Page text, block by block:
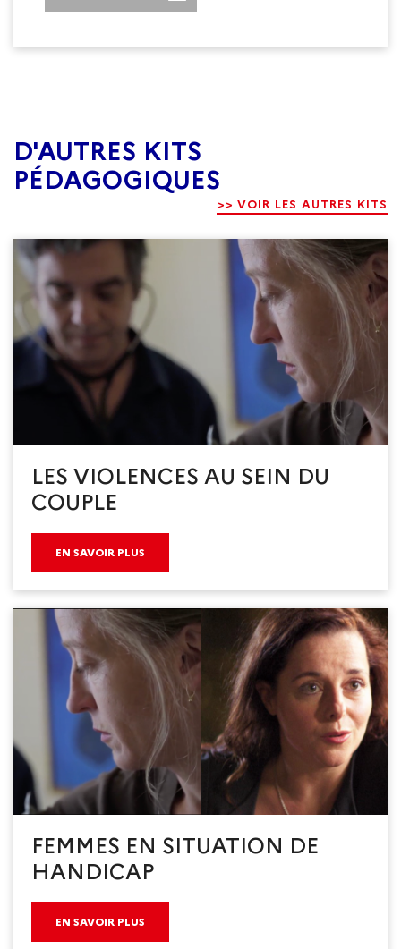
D'AUTRES KITS
PÉDAGOGIQUES
>> VOIR LES AUTRES KITS
LES VIOLENCES AU SEIN DU
COUPLE
EN SAVOIR PLUS
FEMMES EN SITUATION DE
HANDICAP
EN SAVOIR PLUS